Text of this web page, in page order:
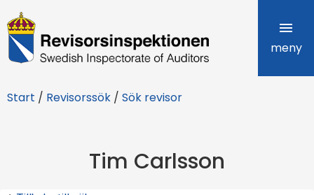
R
e
i
meny
Start / Revisorssök / Sök revisor
Tim Carlsson